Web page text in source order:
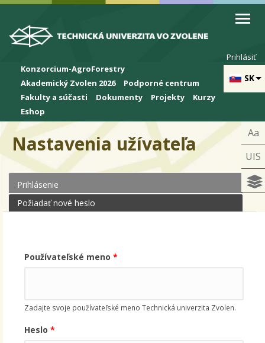
Skip to cookies
Skip to navigation
Skočiť na hlavný obsah
SK
Prihlásiť
Konzorcium-AgroForestry
Akademický Zvolen 2026
Podporné centrum
Fakulty a súčasti
Dokumenty Projekty
Kurzy
Eshop
Aa
UIS
Nastavenia užívateľa
Primárne karty
Prihlásenie
Požiadať nové heslo
Používateľské meno *
Zadajte svoje používateľské meno Technická univerzita Zvolen.
Heslo *